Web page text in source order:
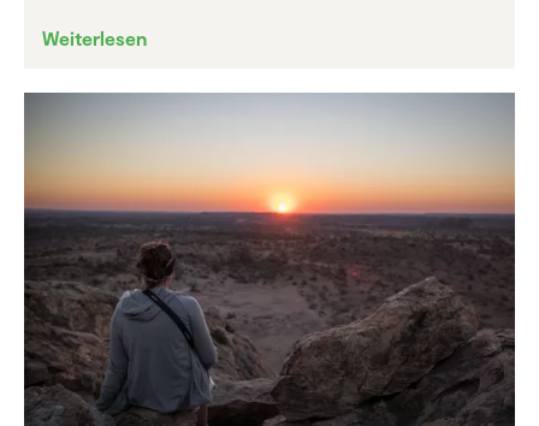
Weiterlesen